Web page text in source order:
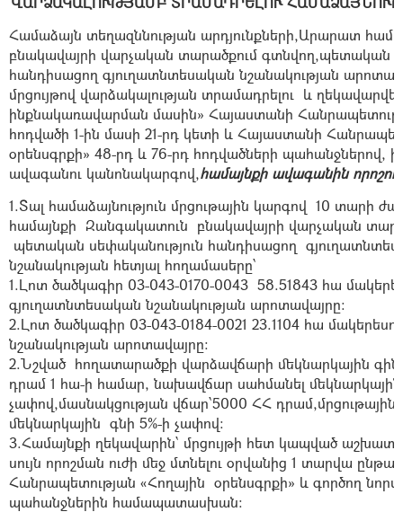
Համաձայն տեղազննության արդյունքների,Արարատ
բնակավայրի վարչական տարածքում գտնվող,պետական
հանդիսացող գյուղատնտեսական նշանակության
մրցույթով վարձակալության տրամադրելու և
ինքնակառավարման մասին» Հայաստանի
հոդվածի 1-ին մասի 21-րդ կետի և Հայաստանի
օրենսգրքի» 48-րդ և 76-րդ հոդվածների պահանջներով,
ավագանու կանոնակարգով,համայնքի ավագանին որոշում
1.Տալ համաձայնություն մրցութային կարգով 10 տարի
համայնքի Զանգակատուն բնակավայրի վարչական
պետական սեփականություն հանդիսացող
նշանակության հետյալ հողամասերը՝
1.Լոտ ծածկագիր 03-043-0170-0043 58.51843 հա
գյուղատնտեսական նշանակության արոտավայրը:
2.Լոտ ծածկագիր 03-043-0184-0021 23.1104 հա
նշանակության արոտավայրը:
2.Նշված հողատարածքի վարձավճարի մեկնարկային
դրամ 1 հա-ի համար, նախավճար սահմանել
չափով,մասնակցության վճար՝5000 ՀՀ դրամ,մրցութային
մեկնարկային գնի 5%-ի չափով:
3.Համայնքի ղեկավարին՝ մրցույթի հետ կապված
սույն որոշման ուժի մեջ մտնելու օրվանից 1 տարվա
Հանրապետության «Հողային օրենսգրքի» և գործող
պահանջներին համապատասխան: